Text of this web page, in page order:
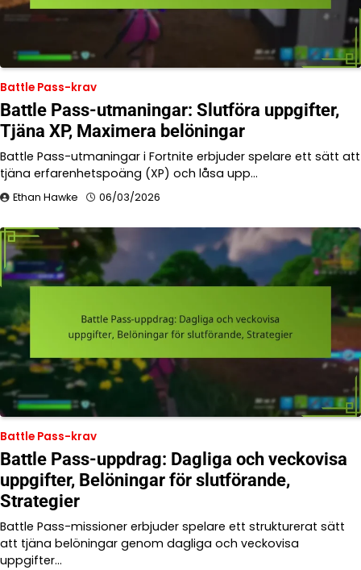
Battle Pass-krav
Battle Pass-utmaningar: Slutföra uppgifter,
Tjäna XP, Maximera belöningar
Battle Pass-utmaningar i Fortnite erbjuder spelare ett sätt att
tjäna erfarenhetspoäng (XP) och låsa upp…
Ethan Hawke 06/03/2026
Battle Pass-krav
Battle Pass-uppdrag: Dagliga och veckovisa
uppgifter, Belöningar för slutförande,
Strategier
Battle Pass-missioner erbjuder spelare ett strukturerat sätt
att tjäna belöningar genom dagliga och veckovisa
uppgifter…